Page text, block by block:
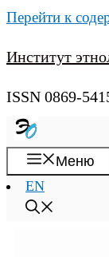
Перейти к
Институт
ISSN 0869-
Меню
EN